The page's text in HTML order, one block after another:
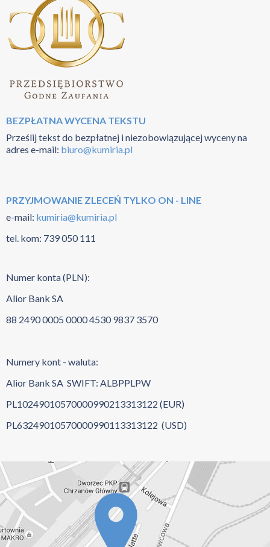
BEZPŁATNA WYCENA TEKSTU
Prześlij tekst do bezpłatnej i niezobowiązującej wyceny na
adres e-mail: biuro@kumiria.pl
PRZYJMOWANIE ZLECEŃ TYLKO ON - LINE
e-mail: kumiria@kumiria.pl
tel. kom: 739 050 111
Numer konta (PLN):
Alior Bank SA
88 2490 0005 0000 4530 9837 3570
Numery kont - waluta:
Alior Bank SA SWIFT: ALBPPLPW
PL10249010570000990213313122 (EUR)
PL63249010570000990113313122 (USD)